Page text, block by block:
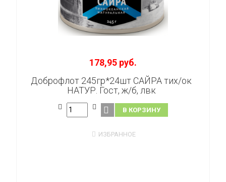
178,95 руб.
Доброфлот 245гр*24шт САЙРА тих/ок
НАТУР. Гост, ж/б, лвк
В КОРЗИНУ
ИЗБРАННОЕ